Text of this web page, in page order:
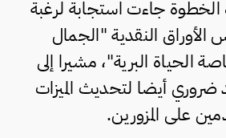
جاءت استجابة لرغبة
الأوراق النقدية "الجمال
الحياة البرية"، مشيرا إلى
أيضا لتحديث الميزات
على المزورين.